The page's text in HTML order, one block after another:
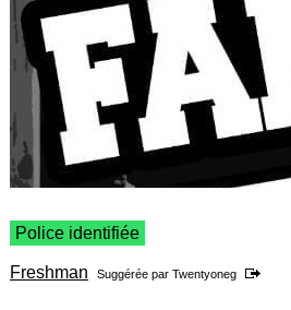
Police identifiée
Freshman Suggérée par Twentyoneg